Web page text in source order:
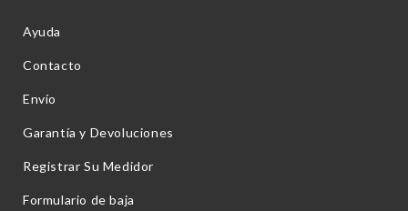
Ayuda
Contacto
Envío
Garantía y Devoluciones
Registrar Su Medidor
Formulario de baja